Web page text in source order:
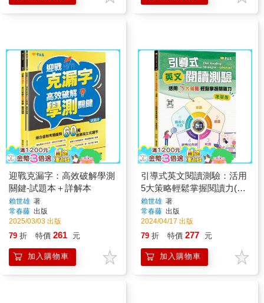
迎戰克漏字：高效破解學測
關鍵-試題本＋詳解本
賴世雄 著
常春藤 出版
2025/03/03 出版
79 折 特價 261 元
加入購物車
引導式英文閱讀測驗：活用
5大策略輕鬆掌握閱讀力(進
階版)＋QR Code音檔
賴世雄 著
常春藤 出版
2024/04/17 出版
79 折 特價 277 元
加入購物車